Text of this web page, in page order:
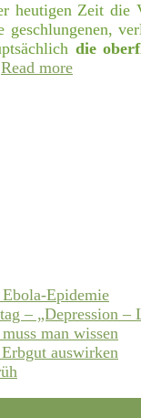
heutigen Zeit die
die
Read more
Epidemie
– „Depression –
man wissen
auswirken